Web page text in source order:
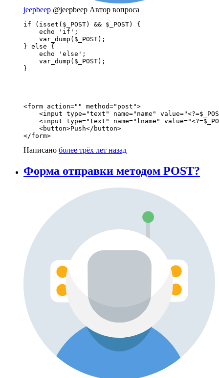
jeepbeep @jeepbeep Автор вопроса
if (isset($_POST) && $_POST) {
    echo 'if';
    var_dump($_POST);
} else {
    echo 'else';
    var_dump($_POST);
}
<form action="" method="post">
<input type="text" name="name"
<input type="text" name="lname"
    <button>Push</button>
</form>
Написано более трёх лет назад
Форма отправки методом POST?